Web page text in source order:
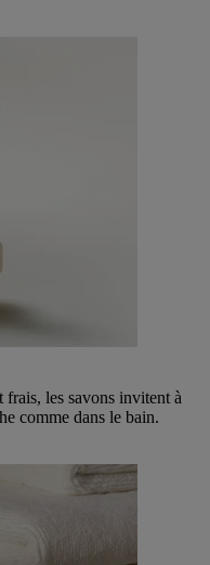
frais, les savons invitent à
comme dans le bain.